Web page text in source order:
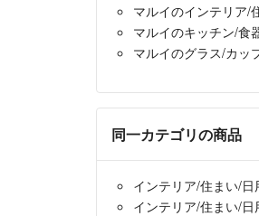
マルイのインテリア/
マルイのキッチン/食
マルイのグラス/カッ
同一カテゴリの商品
インテリア/住まい/日
インテリア/住まい/日